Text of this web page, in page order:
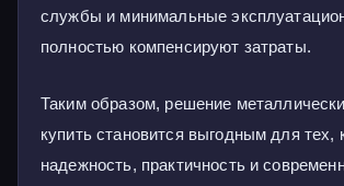
службы и минимальные
полностью компенсируют затраты.
Таким образом, решение
купить становится выгодным для тех,
надежность, практичность и